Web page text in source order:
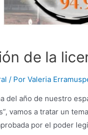
de la
/ Por Valeria
del año de nuestro
vamos a tratar un
por el poder